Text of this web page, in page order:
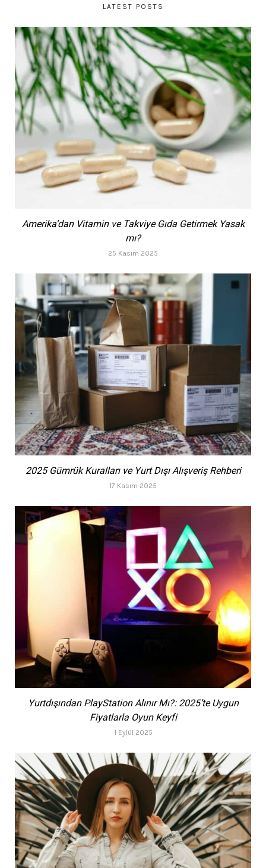
LATEST POSTS
Amerika’dan Vitamin ve Takviye Gıda Getirmek Yasak
mı?
25 Kasım 2025
2025 Gümrük Kuralları ve Yurt Dışı Alışveriş Rehberi
17 Kasım 2025
Yurtdışından PlayStation Alınır Mı?: 2025’te Uygun
Fiyatlarla Oyun Keyfi
1 Eylül 2025